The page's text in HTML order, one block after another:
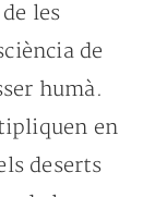
les
de
humà.
en
deserts